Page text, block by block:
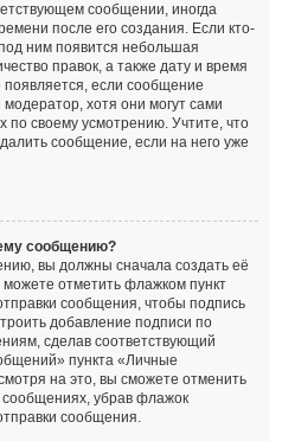
сообщении, иногда
после его создания. Если кто-
ним появится небольшая
правок, а также дату и время
если сообщение
хотя они могут сами
по своему усмотрению. Учтите, что
сообщение, если на него уже
сообщению?
вы должны сначала создать её
отметить флажком пункт
сообщения, чтобы подпись
добавление подписи по
сделав соответствующий
пункта «Личные
на это, вы сможете отменить
убрав флажок
сообщения.